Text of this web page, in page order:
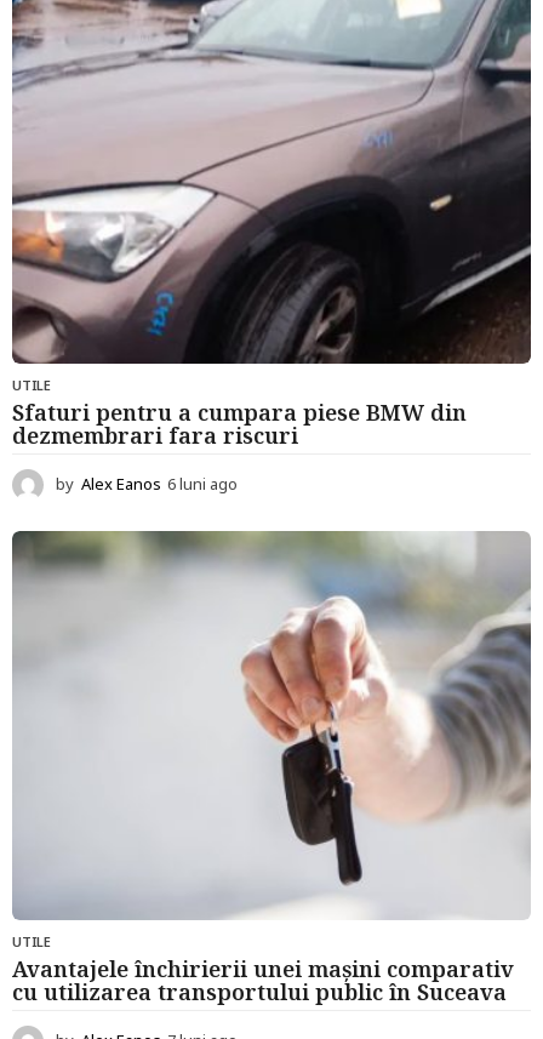
a
g
UTILE
Sfaturi pentru a cumpara piese BMW din
dezmembrari fara riscuri
by Alex Eanos 6 luni ago
u
UTILE
Avantajele închirierii unei mașini comparativ
cu utilizarea transportului public în Suceava